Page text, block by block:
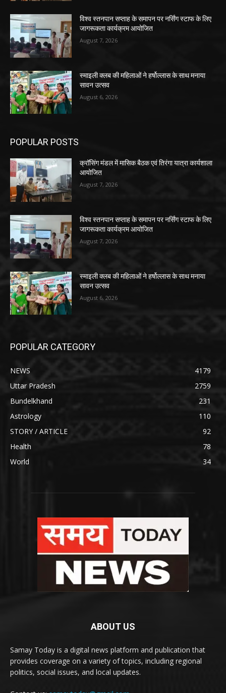
विश्व स्तनपान सप्ताह के समापन पर नर्सिंग स्टाफ के लिए
जागरूकता कार्यक्रम आयोजित
August 7, 2026
स्माइली क्लब की महिलाओं ने हर्षोल्लास के साथ मनाया
सावन उत्सव
August 6, 2026
POPULAR POSTS
क्रॉसिंग मंडल में मासिक बैठक एवं तिरंगा यात्रा कार्यशाला
आयोजित
August 7, 2026
विश्व स्तनपान सप्ताह के समापन पर नर्सिंग स्टाफ के लिए
जागरूकता कार्यक्रम आयोजित
August 7, 2026
स्माइली क्लब की महिलाओं ने हर्षोल्लास के साथ मनाया
सावन उत्सव
August 6, 2026
POPULAR CATEGORY
NEWS
4179
Uttar Pradesh
2759
Bundelkhand
231
Astrology
110
STORY / ARTICLE
92
Health
78
World
34
ABOUT US
Samay Today is a digital news platform and publication that
provides coverage on a variety of topics, including regional
politics, social issues, and local updates.